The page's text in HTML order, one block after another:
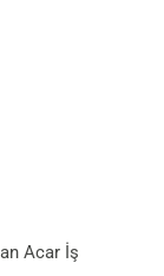
Acar İş